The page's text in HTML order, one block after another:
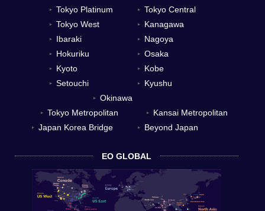
▼ Tokyo Platinum ▼ Tokyo Central
▼ Tokyo West ▼ Kanagawa
▼ Ibaraki ▼ Nagoya
▼ Hokuriku ▼ Osaka
▼ Kyoto ▼ Kobe
▼ Setouchi ▼ Kyushu
▼ Okinawa
▼ Tokyo Metropolitan ▼ Kansai Metropolitan
▼ Japan Korea Bridge ▼ Beyond Japan
EO GLOBAL